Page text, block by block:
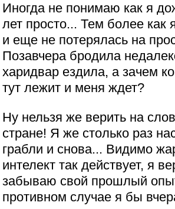
Иногда не понимаю как я
лет просто... Тем более как
и еще не потерялась на
Позавчера бродила
харидвар ездила, а зачем
тут лежит и меня ждет?
Ну нельзя же верить на
стране! Я же столько раз
грабли и снова... Видимо
интелект так действует, я
забываю свой прошлый
противном случае я бы